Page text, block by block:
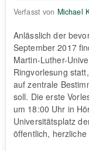
Verfasst von Michael
Anlässlich der
September 2017
Martin-Luther-
Ringvorlesung
auf zentrale
soll. Die erste
um 18:00 Uhr in
Universitätsplatz
öffentlich, herzliche